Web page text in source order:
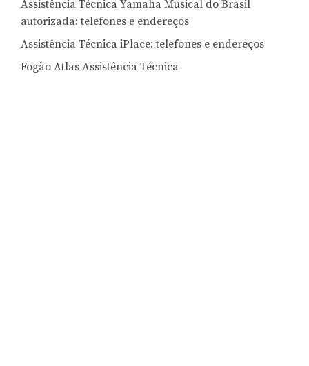
Assistência Técnica Yamaha Musical do Brasil
autorizada: telefones e endereços
Assistência Técnica iPlace: telefones e endereços
Fogão Atlas Assistência Técnica